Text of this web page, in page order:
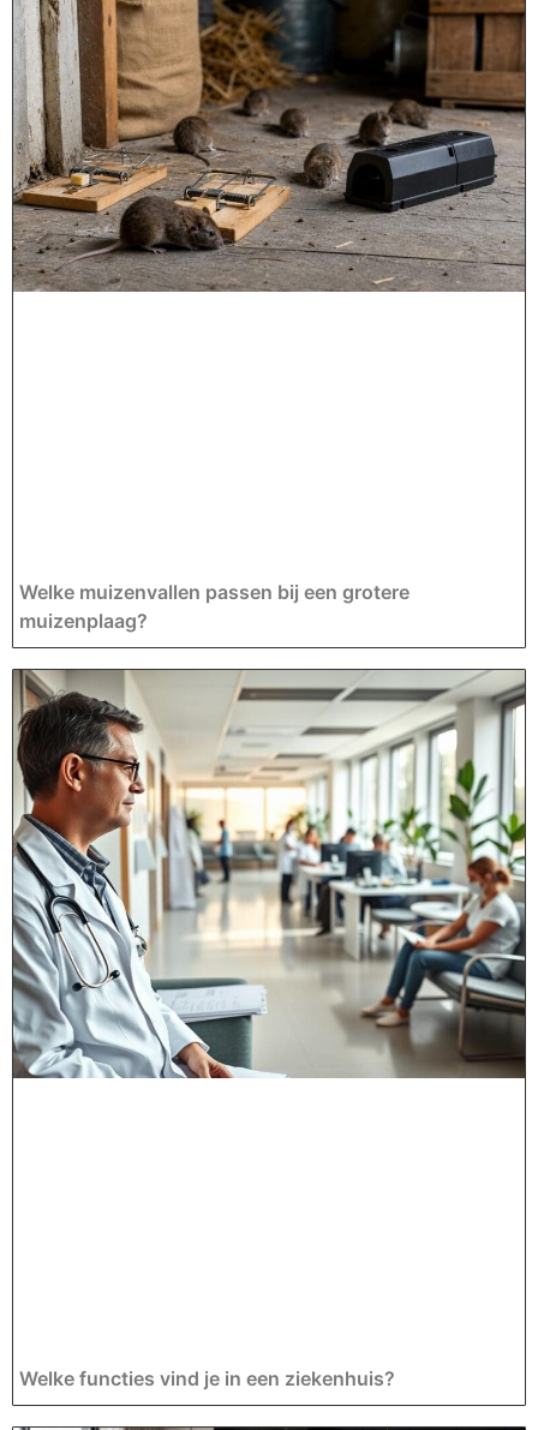
Welke muizenvallen passen bij een grotere
muizenplaag?
Welke functies vind je in een ziekenhuis?